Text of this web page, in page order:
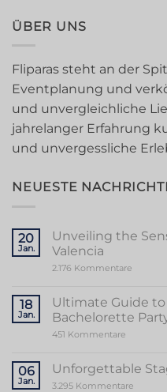
ÜBER UNS
Fliparas steht an der
Eventplanung und
und unvergleichliche
jahrelanger Erfahrung
und unvergessliche
NEUESTE
20
Jan.
Unveiling the
Valencia
2.176 Kommentare
World
of
18
Jan.
Ultimate Guide to
Bachelorette
451 Kommentare
to
a
06
Jan.
Unforgettable
3.295 Kommentare